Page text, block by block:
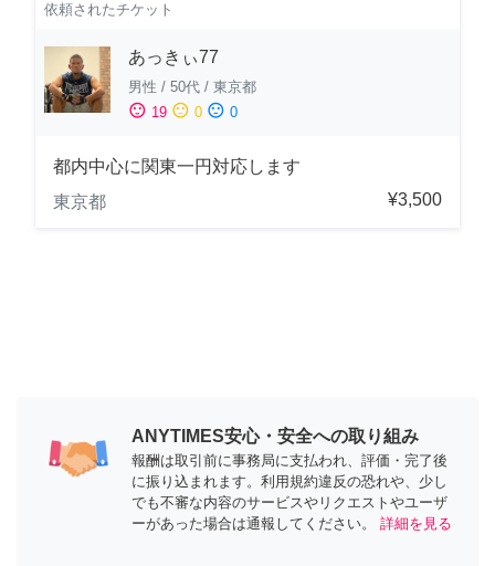
依頼されたチケット
あっきぃ77
男性 / 50代 / 東京都
sentiment_satisfied 19 sentiment_neutral 0 sentiment_dissatisfied 0
都内中心に関東一円対応します
東京都
¥3,500
ANYTIMES安心・安全への取り組み
報酬は取引前に事務局に支払われ、評価・完了後
に振り込まれます。利用規約違反の恐れや、少し
でも不審な内容のサービスやリクエストやユーザ
ーがあった場合は通報してください。
詳細を見る